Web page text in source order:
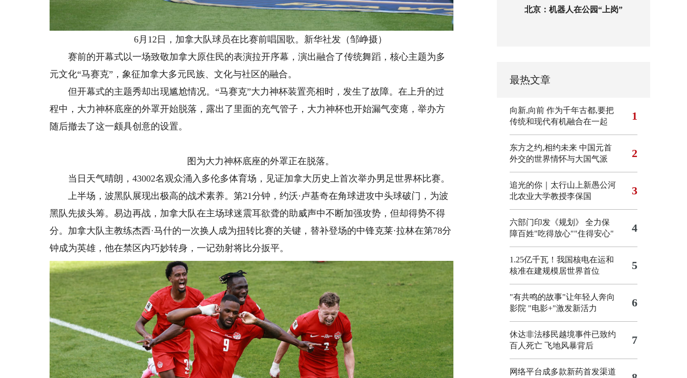
6月12日，加拿大队球员在比赛前唱国歌。新华社发（邹峥摄）
赛前的开幕式以一场致敬加拿大原住民的表演拉开序幕，演出融合了传统舞蹈，核心主题为多
元文化“马赛克”，象征加拿大多元民族、文化与社区的融合。
但开幕式的主题秀却出现尴尬情况。“马赛克”大力神杯装置亮相时，发生了故障。在上升的过
程中，大力神杯底座的外罩开始脱落，露出了里面的充气管子，大力神杯也开始漏气变瘪，举办方
随后撤去了这一颇具创意的设置。
图为大力神杯底座的外罩正在脱落。
当日天气晴朗，43002名观众涌入多伦多体育场，见证加拿大历史上首次举办男足世界杯比赛。
上半场，波黑队展现出极高的战术素养。第21分钟，约沃·卢基奇在角球进攻中头球破门，为波
黑队先拔头筹。易边再战，加拿大队在主场球迷震耳欲聋的助威声中不断加强攻势，但却得势不得
分。加拿大队主教练杰西·马什的一次换人成为扭转比赛的关键，替补登场的中锋克莱·拉林在第78分
钟成为英雄，他在禁区内巧妙转身，一记劲射将比分扳平。
北京：机器人在公园“上岗”
最热文章
向新,向前 作为千年古都,要把
传统和现代有机融合在一起
1
东方之约,相约未来 中国元首
外交的世界情怀与大国气派
2
追光的你｜太行山上新愚公河
北农业大学教授李保国
3
六部门印发《规划》 全力保
障百姓"吃得放心""住得安心"
4
1.25亿千瓦！我国核电在运和
核准在建规模居世界首位
5
"有共鸣的故事"让年轻人奔向
影院 "电影+"激发新活力 6
休达非法移民越境事件已致约
百人死亡 飞地风暴背后 7
网络平台成多款新药首发渠道